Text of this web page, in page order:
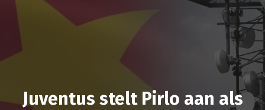
Juventus stelt Pirlo aan als